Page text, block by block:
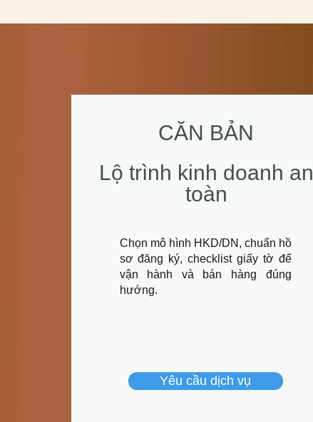
CĂN BẢN
Lộ trình kinh doanh an
toàn
Chọn mô hình HKD/DN, chuẩn hồ
sơ đăng ký, checklist giấy tờ để
vận hành và bán hàng đúng
hướng.
Yêu cầu dịch vụ